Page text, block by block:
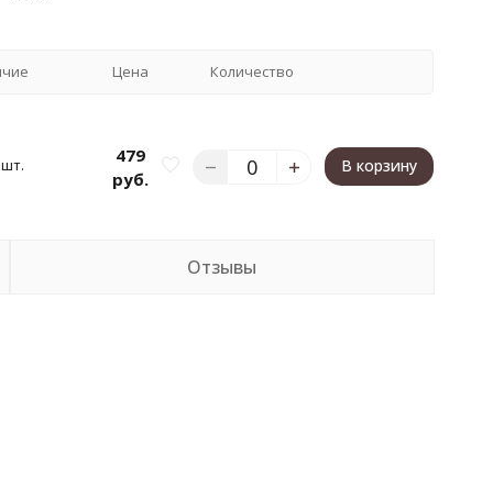
Цена Количество
479
руб.
В корзину
Отзывы